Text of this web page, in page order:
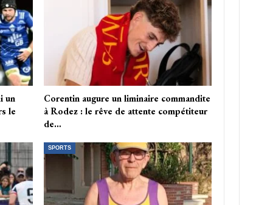
un
le
Corentin augure un liminaire commandite
à Rodez : le rêve de attente compétiteur
de…
SPORTS